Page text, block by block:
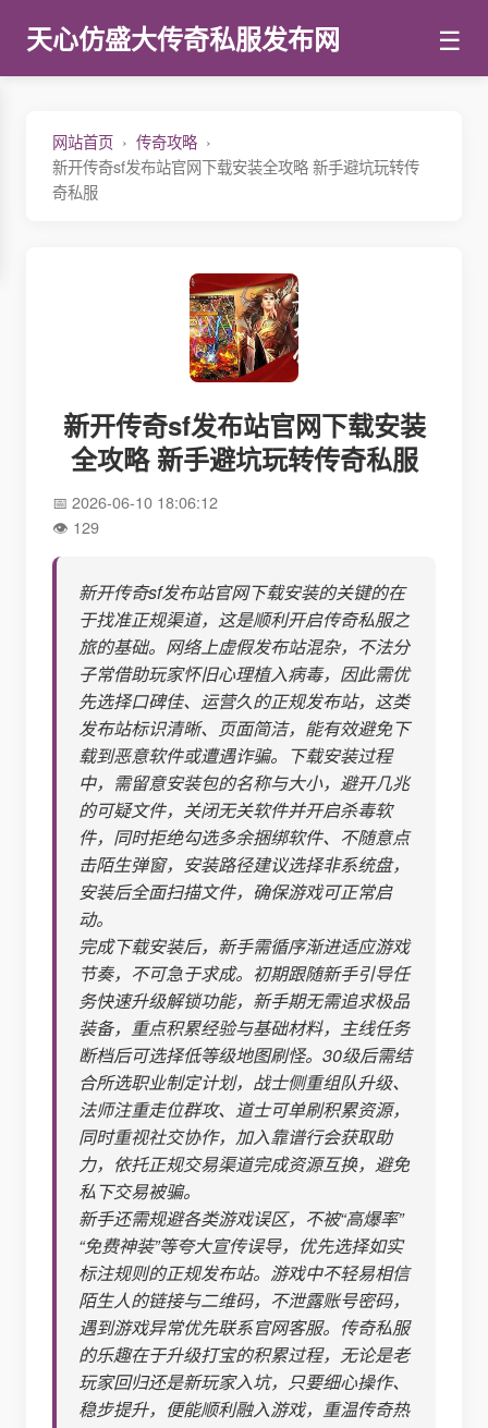
天心仿盛大传奇私服发布网 ☰
网站首页
传奇攻略
新开传奇sf发布站官网下载安装全攻略 新手避坑玩转传
奇私服
新开传奇sf发布站官网下载安装
全攻略 新手避坑玩转传奇私服
2026-06-10 18:06:12
129
新开传奇sf发布站官网下载安装的关键的在
于找准正规渠道，这是顺利开启传奇私服之
旅的基础。网络上虚假发布站混杂，不法分
子常借助玩家怀旧心理植入病毒，因此需优
先选择口碑佳、运营久的正规发布站，这类
发布站标识清晰、页面简洁，能有效避免下
载到恶意软件或遭遇诈骗。下载安装过程
中，需留意安装包的名称与大小，避开几兆
的可疑文件，关闭无关软件并开启杀毒软
件，同时拒绝勾选多余捆绑软件、不随意点
击陌生弹窗，安装路径建议选择非系统盘，
安装后全面扫描文件，确保游戏可正常启
动。
完成下载安装后，新手需循序渐进适应游戏
节奏，不可急于求成。初期跟随新手引导任
务快速升级解锁功能，新手期无需追求极品
装备，重点积累经验与基础材料，主线任务
断档后可选择低等级地图刷怪。30级后需结
合所选职业制定计划，战士侧重组队升级、
法师注重走位群攻、道士可单刷积累资源，
同时重视社交协作，加入靠谱行会获取助
力，依托正规交易渠道完成资源互换，避免
私下交易被骗。
新手还需规避各类游戏误区，不被“高爆率”
“免费神装”等夸大宣传误导，优先选择如实
标注规则的正规发布站。游戏中不轻易相信
陌生人的链接与二维码，不泄露账号密码，
遇到游戏异常优先联系官网客服。传奇私服
的乐趣在于升级打宝的积累过程，无论是老
玩家回归还是新玩家入坑，只要细心操作、
稳步提升，便能顺利融入游戏，重温传奇热